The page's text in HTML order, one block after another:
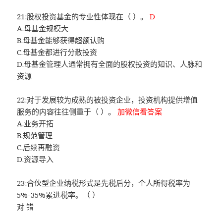
21:股权投资基金的专业性体现在（ ）。D
A.母基金规模大
B.母基金能够获得超额认购
C.母基金都进行分散投资
D.母基金管理人通常拥有全面的股权投资的知识、人脉和
资源
22:对于发展较为成熟的被投资企业，投资机构提供增值
服务的内容往往侧重于（ ）。加微信看答案
A.业务开拓
B.规范管理
C.后续再融资
D.资源导入
23:合伙型企业纳税形式是先税后分，个人所得税率为
5%-35%累进税率。（ ）
对 错